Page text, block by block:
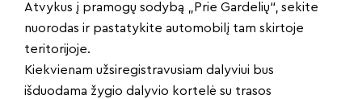
Atvykus į pramogų sodybą „Prie Gardelių“, sekite
nuorodas ir pastatykite automobilį tam skirtoje
teritorijoje.
Kiekvienam užsiregistravusiam dalyviui bus
išduodama žygio dalyvio kortelė su trasos